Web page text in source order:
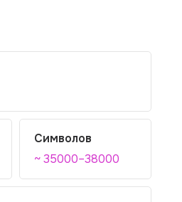
Символов
~ 35000–38000